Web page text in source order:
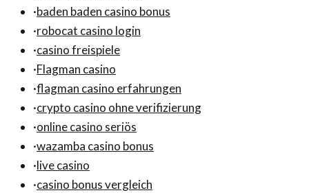
·baden baden casino bonus
·robocat casino login
·casino freispiele
·Flagman casino
·flagman casino erfahrungen
·crypto casino ohne verifizierung
·online casino seriös
·wazamba casino bonus
·live casino
·casino bonus vergleich